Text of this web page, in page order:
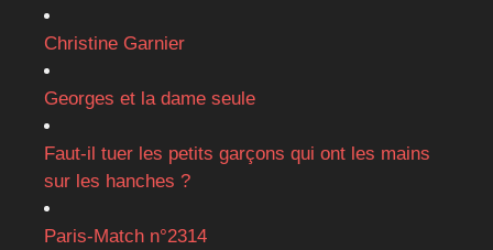
Christine Garnier
Georges et la dame seule
Faut-il tuer les petits garçons qui ont les mains
sur les hanches ?
Paris-Match n°2314